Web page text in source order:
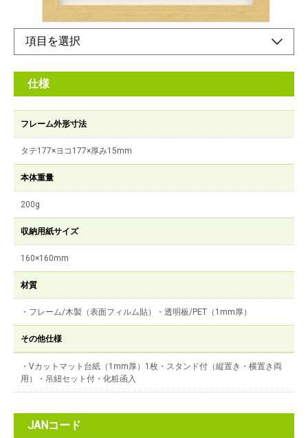
仕様
フレーム外形寸法
タテ177×ヨコ177×厚み15mm
本体重量
200g
収納用紙サイズ
160×160mm
材質
・フレーム/木製（表面フィルム貼）・透明板/PET（1mm厚）
その他仕様
・Vカットマット台紙（1mm厚）1枚・スタンド付（縦置き・横置き両
用）・吊紐セット付・化粧函入
JANコード